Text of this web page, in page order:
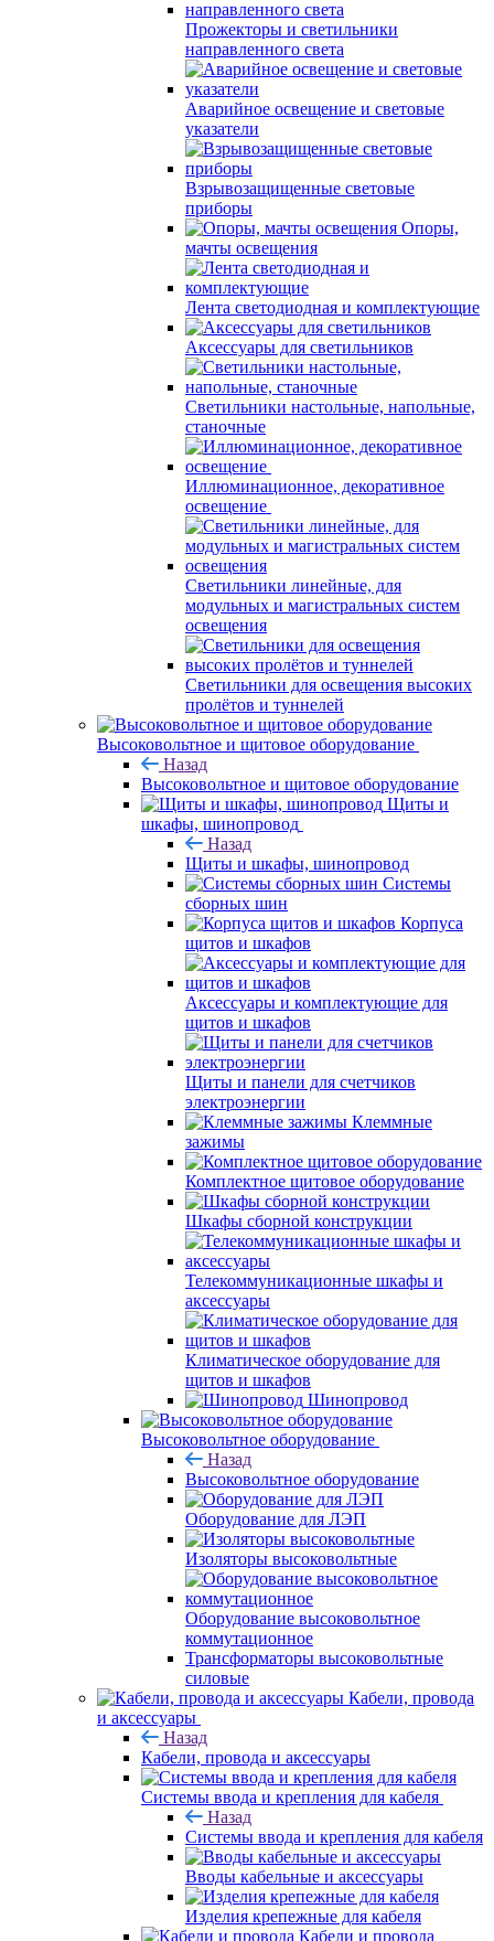
Прожекторы и светильники
направленного света
Аварийное освещение и световые
указатели
Взрывозащищенные световые
приборы
Опоры,
мачты освещения
Лента светодиодная и комплектующие
Аксессуары для светильников
Светильники настольные, напольные,
станочные
Иллюминационное, декоративное
освещение
Светильники линейные, для
модульных и магистральных систем
освещения
Светильники для освещения высоких
пролётов и туннелей
Высоковольтное и щитовое оборудование
Назад
Высоковольтное и щитовое оборудование
Щиты и
шкафы, шинопровод
Назад
Щиты и шкафы, шинопровод
Системы
сборных шин
Корпуса
щитов и шкафов
Аксессуары и комплектующие для
щитов и шкафов
Щиты и панели для счетчиков
электроэнергии
Клеммные
зажимы
Комплектное щитовое оборудование
Шкафы сборной конструкции
Телекоммуникационные шкафы и
аксессуары
Климатическое оборудование для
щитов и шкафов
Шинопровод
Высоковольтное оборудование
Назад
Высоковольтное оборудование
Оборудование для ЛЭП
Изоляторы высоковольтные
Оборудование высоковольтное
коммутационное
Трансформаторы высоковольтные
силовые
Кабели, провода
и аксессуары
Назад
Кабели, провода и аксессуары
Системы ввода и крепления для кабеля
Назад
Системы ввода и крепления для кабеля
Вводы кабельные и аксессуары
Изделия крепежные для кабеля
Кабели и провода